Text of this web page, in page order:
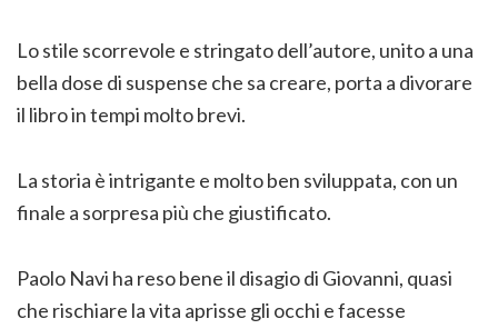
Lo stile scorrevole e stringato dell’autore, unito a una
bella dose di suspense che sa creare, porta a divorare
il libro in tempi molto brevi.
La storia è intrigante e molto ben sviluppata, con un
finale a sorpresa più che giustificato.
Paolo Navi ha reso bene il disagio di Giovanni, quasi
che rischiare la vita aprisse gli occhi e facesse